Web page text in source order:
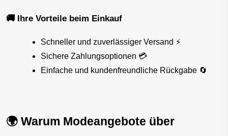
🚚 Ihre Vorteile beim Einkauf
Schneller und zuverlässiger Versand ⚡
Sichere Zahlungsoptionen 💳
Einfache und kundenfreundliche Rückgabe 🔄
🌍 Warum Modeangebote über